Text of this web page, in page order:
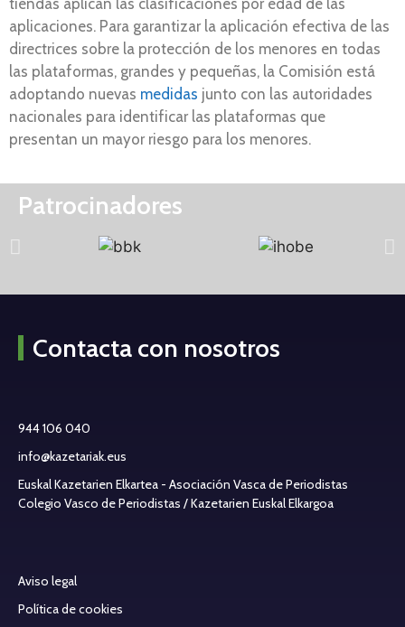
tiendas aplican las clasificaciones por edad de las
aplicaciones. Para garantizar la aplicación efectiva de las
directrices sobre la protección de los menores en todas
las plataformas, grandes y pequeñas, la Comisión está
adoptando nuevas medidas junto con las autoridades
nacionales para identificar las plataformas que
presentan un mayor riesgo para los menores.
Patrocinadores
Contacta con nosotros
944 106 040
info@kazetariak.eus
Euskal Kazetarien Elkartea - Asociación Vasca de Periodistas
Colegio Vasco de Periodistas / Kazetarien Euskal Elkargoa
Aviso legal
Política de cookies